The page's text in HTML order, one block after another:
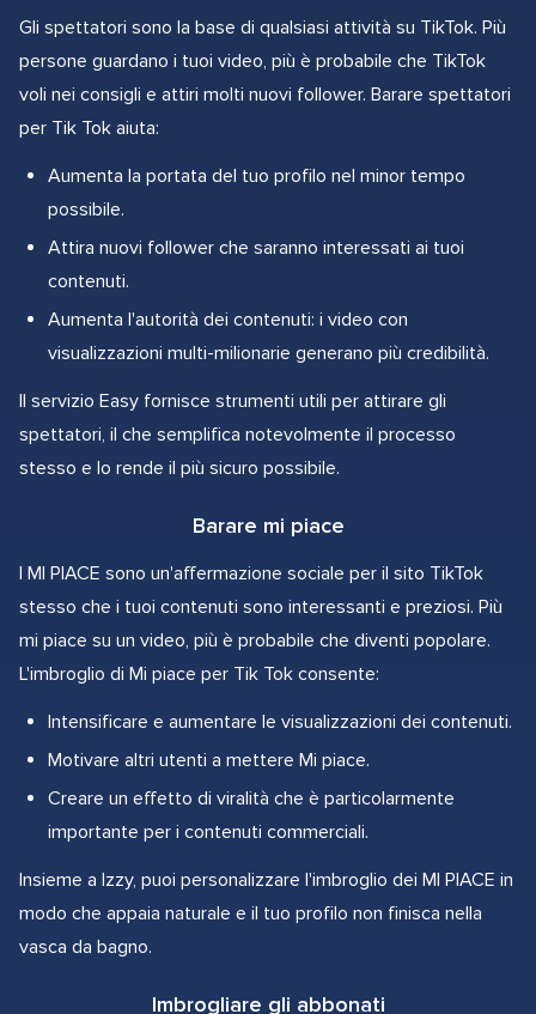
Gli spettatori sono la base di qualsiasi attività su TikTok. Più
persone guardano i tuoi video, più è probabile che TikTok
voli nei consigli e attiri molti nuovi follower. Barare spettatori
per Tik Tok aiuta:
Aumenta la portata del tuo profilo nel minor tempo
possibile.
Attira nuovi follower che saranno interessati ai tuoi
contenuti.
Aumenta l'autorità dei contenuti: i video con
visualizzazioni multi-milionarie generano più credibilità.
Il servizio Easy fornisce strumenti utili per attirare gli
spettatori, il che semplifica notevolmente il processo
stesso e lo rende il più sicuro possibile.
Barare mi piace
I MI PIACE sono un'affermazione sociale per il sito TikTok
stesso che i tuoi contenuti sono interessanti e preziosi. Più
mi piace su un video, più è probabile che diventi popolare.
L'imbroglio di Mi piace per Tik Tok consente:
Intensificare e aumentare le visualizzazioni dei contenuti.
Motivare altri utenti a mettere Mi piace.
Creare un effetto di viralità che è particolarmente
importante per i contenuti commerciali.
Insieme a Izzy, puoi personalizzare l'imbroglio dei MI PIACE in
modo che appaia naturale e il tuo profilo non finisca nella
vasca da bagno.
Imbrogliare gli abbonati